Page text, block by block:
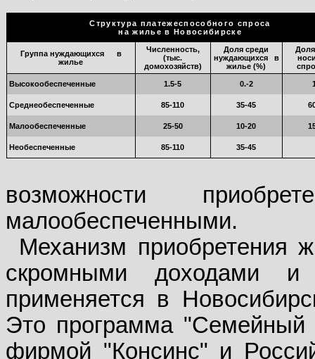
Структура платежеспособного спроса
на жилье в Новосибирске
Группа нуждающихся
в
жилье
Численность,
(тыс.
домохозяйств)
Доля среди
нуждающихся
в
жилье (%)
Высокообеспеченные 1.5-5 0.-2
Среднеобеспеченные 85-110 35-45
Малообеспеченные 25-50 10-20
Необеспеченные 85-110 35-45
возможности
малообеспеченными.
Механизм приобретения
скромными доходами и
применяется в
Это программа "Семейный
фирмой "Консинс" и